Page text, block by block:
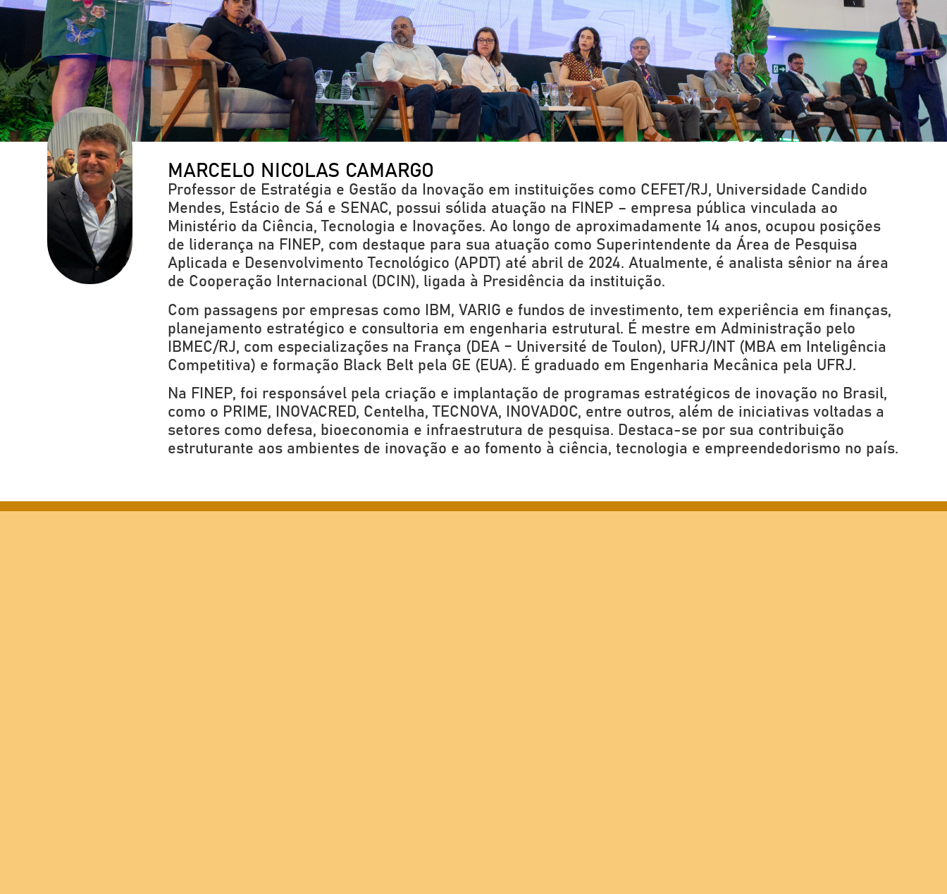
MARCELO NICOLAS CAMARGO
Professor de Estratégia e Gestão da Inovação em instituições como CEFET/RJ, Universidade Candido
Mendes, Estácio de Sá e SENAC, possui sólida atuação na FINEP – empresa pública vinculada ao
Ministério da Ciência, Tecnologia e Inovações. Ao longo de aproximadamente 14 anos, ocupou posições
de liderança na FINEP, com destaque para sua atuação como Superintendente da Área de Pesquisa
Aplicada e Desenvolvimento Tecnológico (APDT) até abril de 2024. Atualmente, é analista sênior na área
de Cooperação Internacional (DCIN), ligada à Presidência da instituição.
Com passagens por empresas como IBM, VARIG e fundos de investimento, tem experiência em finanças,
planejamento estratégico e consultoria em engenharia estrutural. É mestre em Administração pelo
IBMEC/RJ, com especializações na França (DEA – Université de Toulon), UFRJ/INT (MBA em Inteligência
Competitiva) e formação Black Belt pela GE (EUA). É graduado em Engenharia Mecânica pela UFRJ.
Na FINEP, foi responsável pela criação e implantação de programas estratégicos de inovação no Brasil,
como o PRIME, INOVACRED, Centelha, TECNOVA, INOVADOC, entre outros, além de iniciativas voltadas a
setores como defesa, bioeconomia e infraestrutura de pesquisa. Destaca-se por sua contribuição
estruturante aos ambientes de inovação e ao fomento à ciência, tecnologia e empreendedorismo no país.